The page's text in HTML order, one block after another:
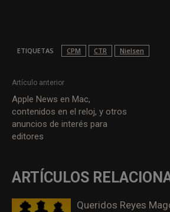
ETIQUETAS CPM CTR Nielsen
Artículo anterior
Apple News en Mac,
contenidos en el reloj, y otros
anuncios de interés para
editores
ARTÍCULOS
Queridos Reyes